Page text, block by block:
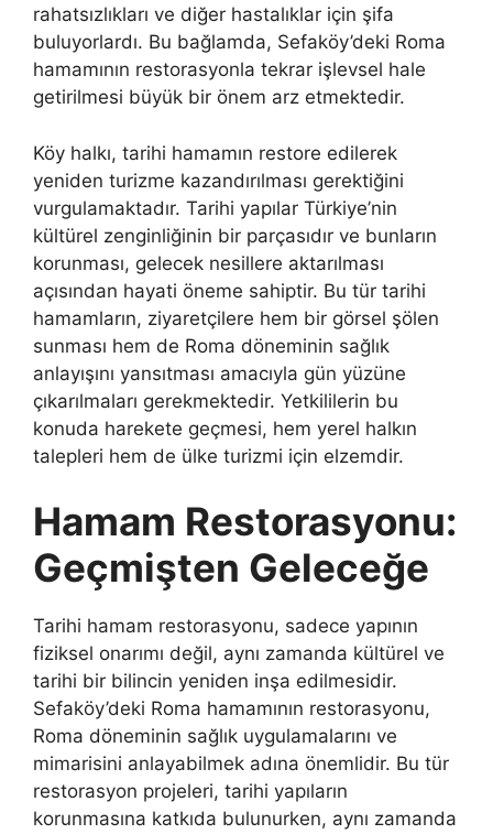
rahatsızlıkları ve diğer hastalıklar için şifa
buluyorlardı. Bu bağlamda, Sefaköy’deki Roma
hamamının restorasyonla tekrar işlevsel hale
getirilmesi büyük bir önem arz etmektedir.
Köy halkı, tarihi hamamın restore edilerek
yeniden turizme kazandırılması gerektiğini
vurgulamaktadır. Tarihi yapılar Türkiye’nin
kültürel zenginliğinin bir parçasıdır ve bunların
korunması, gelecek nesillere aktarılması
açısından hayati öneme sahiptir. Bu tür tarihi
hamamların, ziyaretçilere hem bir görsel şölen
sunması hem de Roma döneminin sağlık
anlayışını yansıtması amacıyla gün yüzüne
çıkarılmaları gerekmektedir. Yetkililerin bu
konuda harekete geçmesi, hem yerel halkın
talepleri hem de ülke turizmi için elzemdir.
Hamam Restorasyonu:
Geçmişten Geleceğe
Tarihi hamam restorasyonu, sadece yapının
fiziksel onarımı değil, aynı zamanda kültürel ve
tarihi bir bilincin yeniden inşa edilmesidir.
Sefaköy’deki Roma hamamının restorasyonu,
Roma döneminin sağlık uygulamalarını ve
mimarisini anlayabilmek adına önemlidir. Bu tür
restorasyon projeleri, tarihi yapıların
korunmasına katkıda bulunurken, aynı zamanda